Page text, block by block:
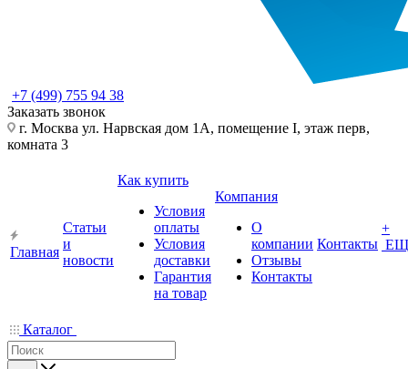
+7 (499) 755 94 38
Заказать звонок
г. Москва ул. Нарвская дом 1А, помещение I, этаж перв,
комната 3
Главная
Статьи
и
новости
Как купить
Условия
оплаты
Условия
доставки
Гарантия
на товар
Компания
О
компании
Отзывы
Контакты
Контакты
+
Каталог